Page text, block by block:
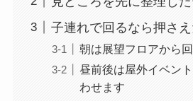
子連れで回るなら押さ
朝は展望フロアから
昼前後は屋外イベン
わせます